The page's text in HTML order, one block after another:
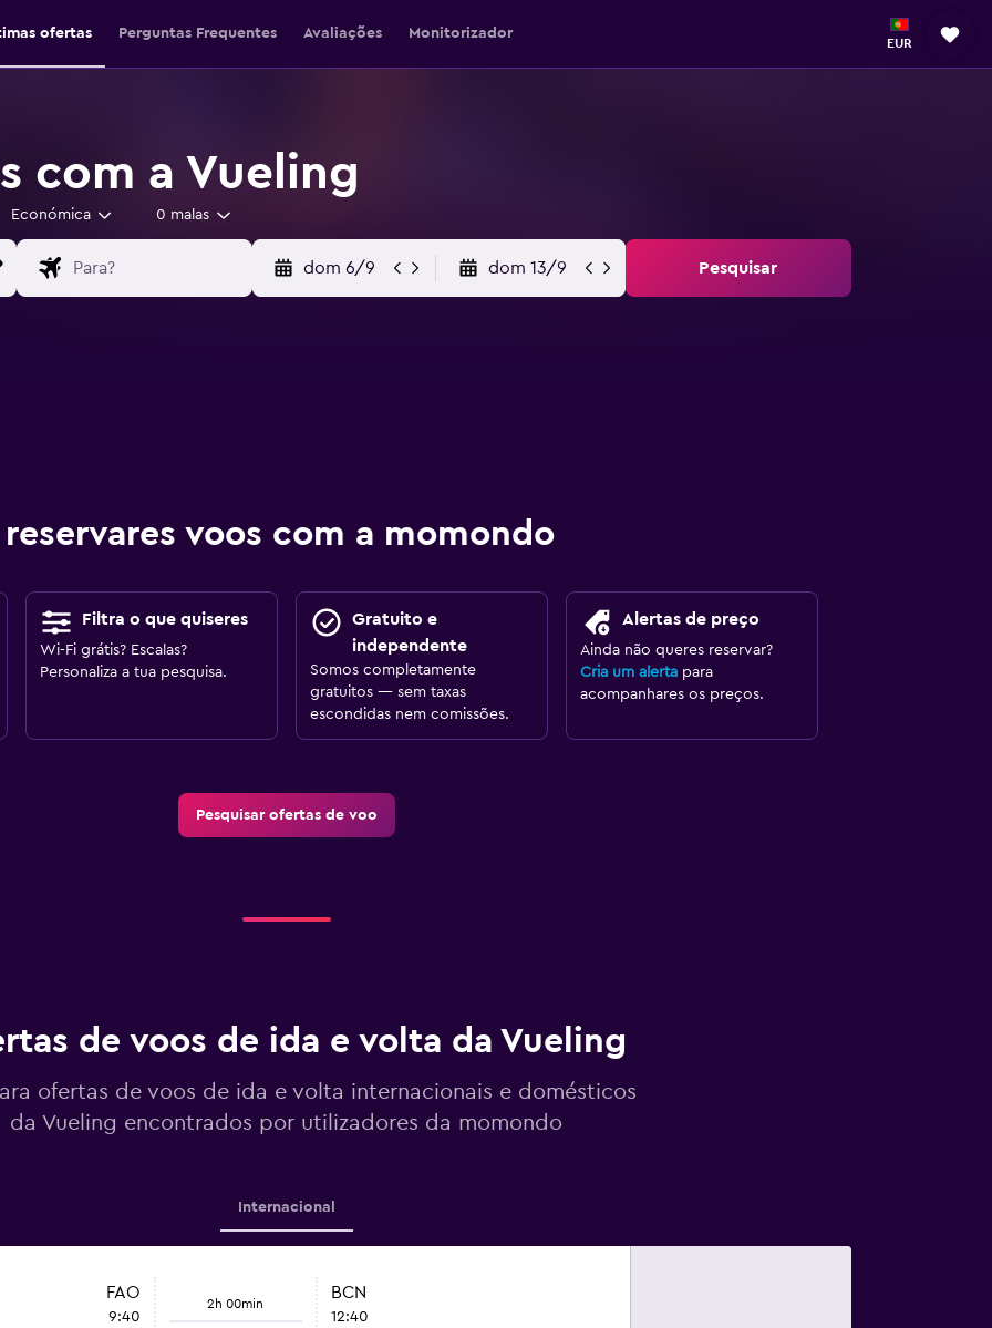
ofertas Perguntas Frequentes Avaliações Monitorizador
EUR
com a Vueling
Económica 0 malas
dom 6/9 dom 13/9 Pesquisar
voos com a momondo
Filtra o que quiseres
Wi-Fi grátis? Escalas?
Personaliza a tua pesquisa.
Gratuito e
independente
Somos completamente
gratuitos — sem taxas
escondidas nem comissões.
Alertas de preço
Ainda não queres reservar?
Cria um alertapara
acompanhares os preços.
Pesquisar ofertas de voo
de voos de ida e volta da Vueling
ofertas de voos de ida e volta internacionais e domésticos
da Vueling encontrados por utilizadores da momondo
Internacional
FAO
9:40
2h 00min
BCN
12:40